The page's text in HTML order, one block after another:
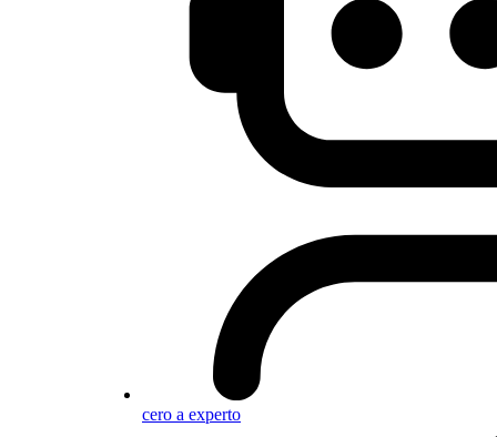
cero a experto